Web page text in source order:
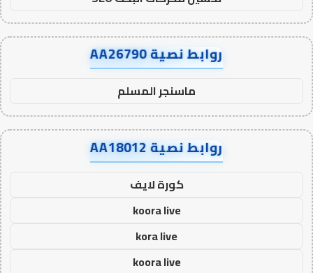
روابط نصية AA26790
ماسنجر المسلم
روابط نصية AA18012
كورة لايف
koora live
kora live
koora live